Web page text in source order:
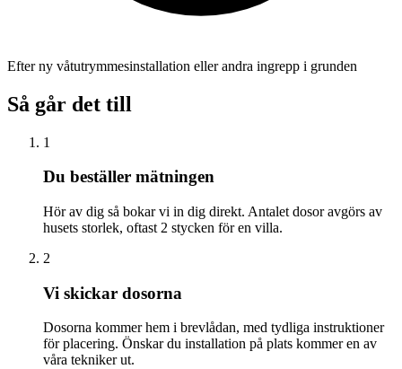
Efter ny våtutrymmesinstallation eller andra ingrepp i grunden
Så går det till
1
Du beställer mätningen
Hör av dig så bokar vi in dig direkt. Antalet dosor avgörs av
husets storlek, oftast 2 stycken för en villa.
2
Vi skickar dosorna
Dosorna kommer hem i brevlådan, med tydliga instruktioner
för placering. Önskar du installation på plats kommer en av
våra tekniker ut.